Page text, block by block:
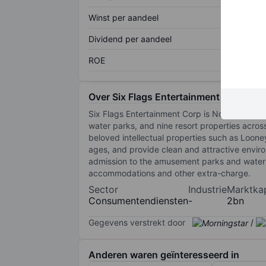
Winst per aandeel
Dividend per aandeel
ROE
Over Six Flags Entertainment Corp
Six Flags Entertainment Corp is North
water parks, and nine resort properties
beloved intellectual properties such as
ages, and provide clean and attractive
admission to the amusement parks and
accommodations and other extra-charge.
Sector
Consumentendiensten
Industrie
-
2bn
Gegevens verstrekt door /
Anderen waren geïnteresseerd in